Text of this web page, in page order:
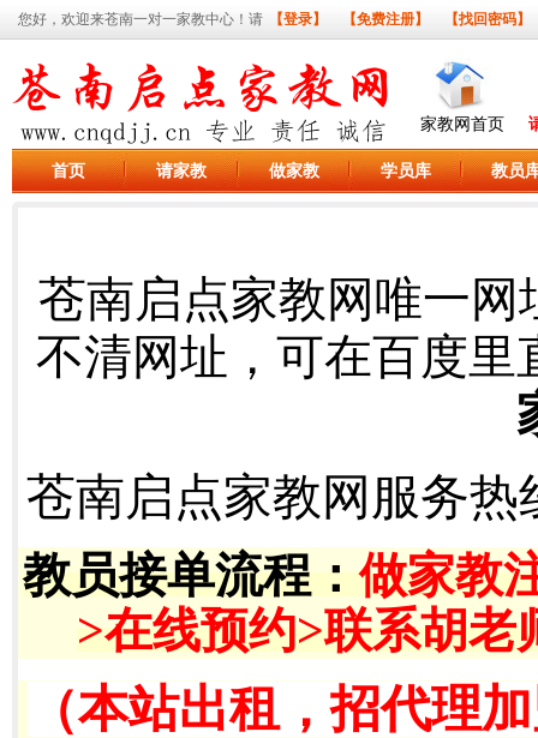
您好，欢迎来苍南一对一家教中心！请 【登录】 【免费注册】 【找回密码】
家教网首页
首页 请家教 做家教 学员库 教员
苍南启点家教网唯一网
不清网址，可在百度里
苍南启点家教网服务热
教员接单流程 ：做家教
>在线预约>联系胡老
（本站出租，招代理